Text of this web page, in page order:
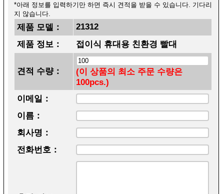
*아래 정보를 입력하기만 하면 즉시 견적을 받을 수 있습니다. 기다리
지 않습니다.
제품 모델：
21312
제품 정보：
접이식 휴대용 친환경 빨대
견적 수량：
(이 상품의 최소 주문 수량은
100pcs.)
이메일：
이름：
회사명：
전화번호：